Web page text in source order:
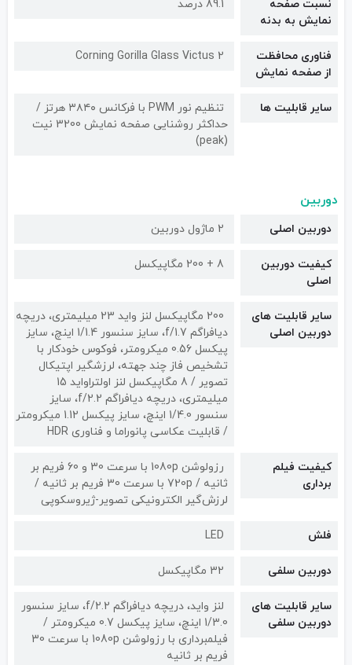
نسبت صفحه
نمایش به بدنه
89.1 درصد
فناوری محافظت
از صفحه نمایش
Corning Gorilla Glass Victus 2
سایر قابلیت ها
تنظیم نور PWM با فرکانس ۳۸۴۰ هرتز /
حداکثر روشنایی صفحه نمایش 3200 نیت
(peak)
دوربین
دوربین اصلی 2 ماژول دوربین
کیفیت دوربین‌
اصلی
8 + 200 مگاپیکسل
سایر قابلیت های
دوربین اصلی
200 مگاپیکسل لنز واید 23 میلیمتری، دریچه
دیافراگم f/1.7، سایز سنسور 1/1.4 اینچ، سایز
پیکسل 0.56 میکرومتر، فوکوس خودکار با
تشخیص فاز چند جهته، لرزشگیر اپتیکال
تصویر / 8 مگاپیکسل لنز اولتراواید 15
میلیمتری، دریچه دیافراگم f/2.2، سایز
سنسور 1/4.0 اینچ، سایز پیکسل 1.12 میکرومتر
/ قابلیت عکاسی پانوراما و فناوری HDR
کیفیت فیلم
برداری
رزولوشن 1080p با سرعت 30 و 60 فریم بر
ثانیه / 720p با سرعت 30 فریم بر ثانیه /
لرزش‌گیر الکترونیکی تصویر-ژیروسکوپی
فلش LED
دوربین سلفی 32 مگاپیکسل
سایر قابلیت های
دوربین سلفی
لنز واید، دریچه دیافراگم f/2.2، سایز سنسور
1/3.0 اینچ، سایز پیکسل 0.7 میکرومتر /
فیلمبرداری با رزولوشن 1080p با سرعت 30
فریم بر ثانیه